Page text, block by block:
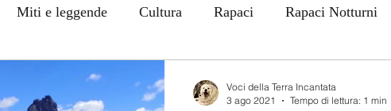
Miti e leggende Cultura Rapaci Rapaci Notturni
Mondo animale La vita nel Parco
Voci della Terra Incantata
3 ago 2021
Tempo di lettura: 1 min